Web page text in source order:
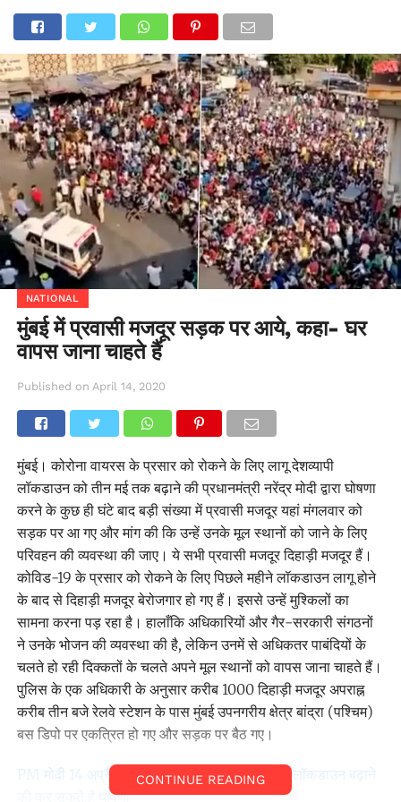
NATIONAL
मुंबई में प्रवासी मजदूर सड़क पर आये, कहा- घर
वापस जाना चाहते हैं
Published on April 14, 2020
मुंबई। कोरोना वायरस के प्रसार को रोकने के लिए लागू देशव्यापी
लॉकडाउन को तीन मई तक बढ़ाने की प्रधानमंत्री नरेंद्र मोदी द्वारा घोषणा
करने के कुछ ही घंटे बाद बड़ी संख्या में प्रवासी मजदूर यहां मंगलवार को
सड़क पर आ गए और मांग की कि उन्हें उनके मूल स्थानों को जाने के लिए
परिवहन की व्यवस्था की जाए। ये सभी प्रवासी मजदूर दिहाड़ी मजदूर हैं।
कोविड-19 के प्रसार को रोकने के लिए पिछले महीने लॉकडाउन लागू होने
के बाद से दिहाड़ी मजदूर बेरोजगार हो गए हैं। इससे उन्हें मुश्किलों का
सामना करना पड़ रहा है। हालाँकि अधिकारियों और गैर-सरकारी संगठनों
ने उनके भोजन की व्यवस्था की है, लेकिन उनमें से अधिकतर पाबंदियों के
चलते हो रही दिक्कतों के चलते अपने मूल स्थानों को वापस जाना चाहते हैं।
पुलिस के एक अधिकारी के अनुसार करीब 1000 दिहाड़ी मजदूर अपराह्न
करीब तीन बजे रेलवे स्टेशन के पास मुंबई उपनगरीय क्षेत्र बांद्रा (पश्चिम)
बस डिपो पर एकत्रित हो गए और सड़क पर बैठ गए।
PM मोदी 14 अप्रैल को 10 बजे देश को करेंगे संबोधित, लॉकडाउन बढ़ाने
की कर सकते हैं घोषणा
CONTINUE READING